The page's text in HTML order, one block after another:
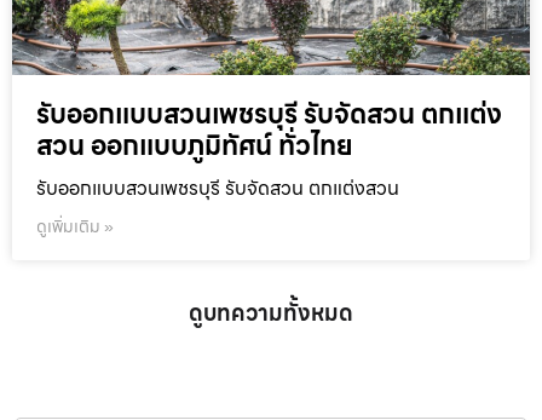
รับออกแบบสวนเพชรบุรี รับจัดสวน ตกแต่ง
สวน ออกแบบภูมิทัศน์ ทั่วไทย
รับออกแบบสวนเพชรบุรี รับจัดสวน ตกแต่งสวน
ดูเพิ่มเติม »
ดูบทความทั้งหมด